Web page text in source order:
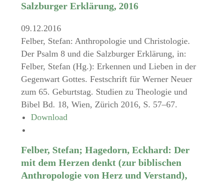
Salzburger Erklärung, 2016
09.12.2016
Felber, Stefan: Anthropologie und Christologie.
Der Psalm 8 und die Salzburger Erklärung, in:
Felber, Stefan (Hg.): Erkennen und Lieben in der
Gegenwart Gottes. Festschrift für Werner Neuer
zum 65. Geburtstag. Studien zu Theologie und
Bibel Bd. 18, Wien, Zürich 2016, S. 57–67.
Download
Felber, Stefan; Hagedorn, Eckhard: Der
mit dem Herzen denkt (zur biblischen
Anthropologie von Herz und Verstand),